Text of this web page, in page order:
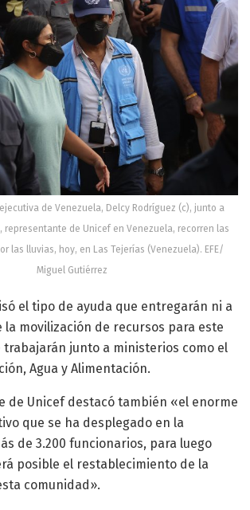
de Venezuela, Delcy Rodríguez (c), junto a
representante de Unicef en Venezuela, recorren las
las lluvias, hoy, en Las Tejerías (Venezuela). EFE/
Miguel Gutiérrez
el tipo de ayuda que entregarán ni a
la movilización de recursos para este
trabajarán junto a ministerios como el
Agua y Alimentación.
de Unicef destacó también «el enorme
que se ha desplegado en la
de 3.200 funcionarios, para luego
posible el restablecimiento de la
comunidad».